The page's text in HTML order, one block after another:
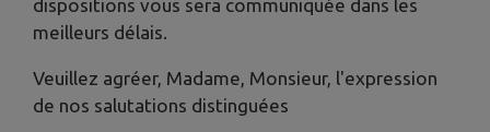
dispositions vous sera communiquée dans les
meilleurs délais.
Veuillez agréer, Madame, Monsieur, l'expression
de nos salutations distinguées